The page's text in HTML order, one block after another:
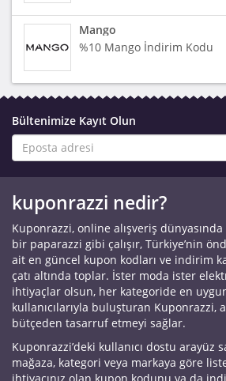
Mango
%10 Mango İndirim Kodu
Bültenimize Kayıt Olun
kuponrazzi nedir?
Kuponrazzi, online alışveriş dünyasında
bir paparazzi gibi çalışır, Türkiye’nin
ait en güncel kupon kodları ve indirim
çatı altında toplar. İster moda ister
ihtiyaçlar olsun, her kategoride en
kullanıcılarıyla buluşturan Kuponrazzi,
bütçeden tasarruf etmeyi sağlar.
Kuponrazzi’deki kullanıcı dostu arayüz
mağaza, kategori veya markaya göre